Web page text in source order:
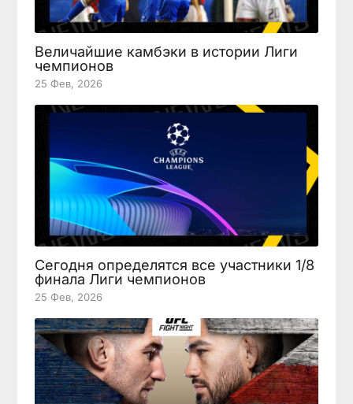
Величайшие камбэки в истории Лиги
чемпионов
25 Фев, 2026
Сегодня определятся все участники 1/8
финала Лиги чемпионов
25 Фев, 2026